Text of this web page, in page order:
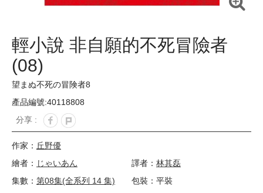
輕小說 非自願的不死冒險者
(08)
望まぬ不死の冒険者8
產品編號:40118808
分享 :
作家： 丘野優
繪者： じゃいあん 譯者： 林其磊
集數： 第08集(全系列 14 集)
包裝：平裝